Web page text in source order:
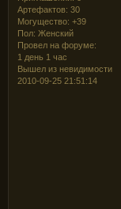
Артефактов: 30
Могущество: +39
Пол: Женский
Провел на форуме:
1 день 1 час
Вышел из невидимости
2010-09-25 21:51:14